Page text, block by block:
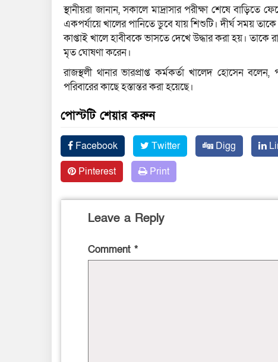
স্থানীয়রা জানান, সকালে মাদ্রাসার পরীক্ষা শেষে বাড়িতে
একপর্যায়ে খালের পানিতে ডুবে যায় শিশুটি। দীর্ঘ সময়
কাপ্তাই খালে হাবীবকে ভাসতে দেখে উদ্ধার করা হয়। তাকে
মৃত ঘোষণা করেন।
রাজস্থলী থানার ভারপ্রাপ্ত কর্মকর্তা খালেদ হোসেন
পরিবারের কাছে হস্তান্তর করা হয়েছে।
পোস্টটি শেয়ার করুন
Facebook Twitter Digg
Pinterest
Print
Leave a Reply
Comment *